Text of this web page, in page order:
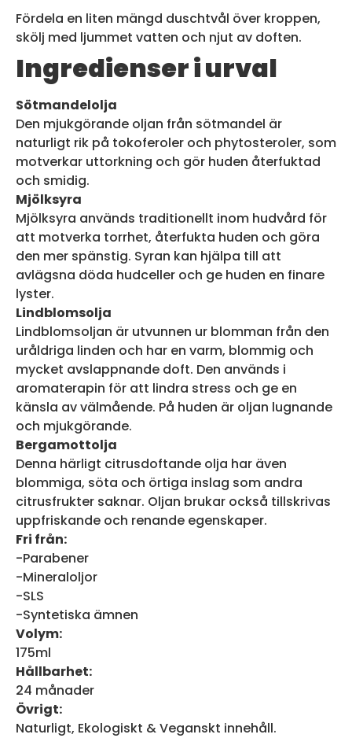
Fördela en liten mängd duschtvål över kroppen,
skölj med ljummet vatten och njut av doften.
Ingredienser i urval
Sötmandelolja
Den mjukgörande oljan från sötmandel är
naturligt rik på tokoferoler och phytosteroler, som
motverkar uttorkning och gör huden återfuktad
och smidig.
Mjölksyra
Mjölksyra används traditionellt inom hudvård för
att motverka torrhet, återfukta huden och göra
den mer spänstig. Syran kan hjälpa till att
avlägsna döda hudceller och ge huden en finare
lyster.
Lindblomsolja
Lindblomsoljan är utvunnen ur blomman från den
uråldriga linden och har en varm, blommig och
mycket avslappnande doft. Den används i
aromaterapin för att lindra stress och ge en
känsla av välmående. På huden är oljan lugnande
och mjukgörande.
Bergamottolja
Denna härligt citrusdoftande olja har även
blommiga, söta och örtiga inslag som andra
citrusfrukter saknar. Oljan brukar också tillskrivas
uppfriskande och renande egenskaper.
Fri från:
-Parabener
-Mineraloljor
-SLS
-Syntetiska ämnen
Volym:
175ml
Hållbarhet:
24 månader
Övrigt:
Naturligt, Ekologiskt & Veganskt innehåll.